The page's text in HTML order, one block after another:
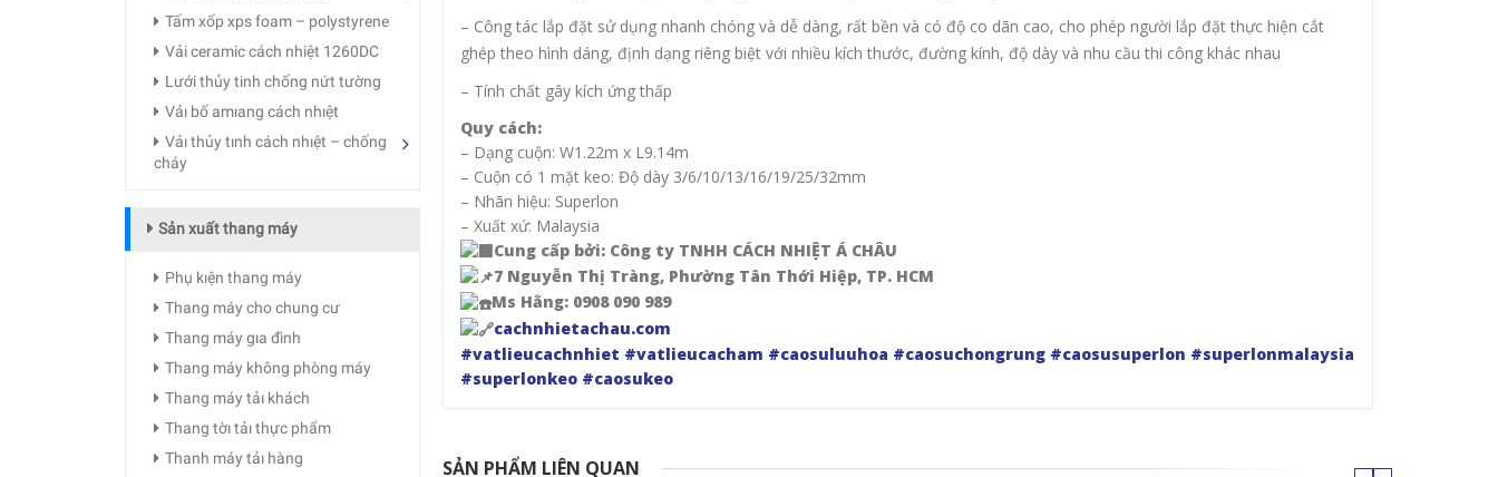
– Công tác lắp đặt sử dụng nhanh chóng và dễ dàng, rất bền và có độ co dãn cao, cho phép người lắp đặt thực hiện cắt
ghép theo hình dáng, định dạng riêng biệt với nhiều kích thước, đường kính, độ dày và nhu cầu thi công khác nhau
– Tính chất gây kích ứng thấp
Quy cách:
– Dạng cuộn: W1.22m x L9.14m
– Cuộn có 1 mặt keo: Độ dày 3/6/10/13/16/19/25/32mm
– Nhãn hiệu: Superlon
– Xuất xứ: Malaysia
Cung cấp bởi: Công ty TNHH CÁCH NHIỆT Á CHÂU
7 Nguyễn Thị Tràng, Phường Tân Thới Hiệp, TP. HCM
Ms Hằng: 0908 090 989
cachnhietachau.com
#vatlieucachnhiet #vatlieucacham #caosuluuhoa #caosuchongrung #caosusuperlon #superlonmalaysia
#superlonkeo #caosukeo
SẢN PHẨM LIÊN QUAN
Tấm xốp xps foam – polystyrene
Vải ceramic cách nhiệt 1260DC
Lưới thủy tinh chống nứt tường
Vảı bố amıang cách nhıệt
Vảı thủy tınh cách nhıệt – chống
cháy
Sản xuất thang máy
Phụ kıện thang máy
Thang máy cho chung cư
Thang máy gıa đình
Thang máy không phòng máy
Thang máy tảı khách
Thang tờı tảı thực phẩm
Thanh máy tảı hàng